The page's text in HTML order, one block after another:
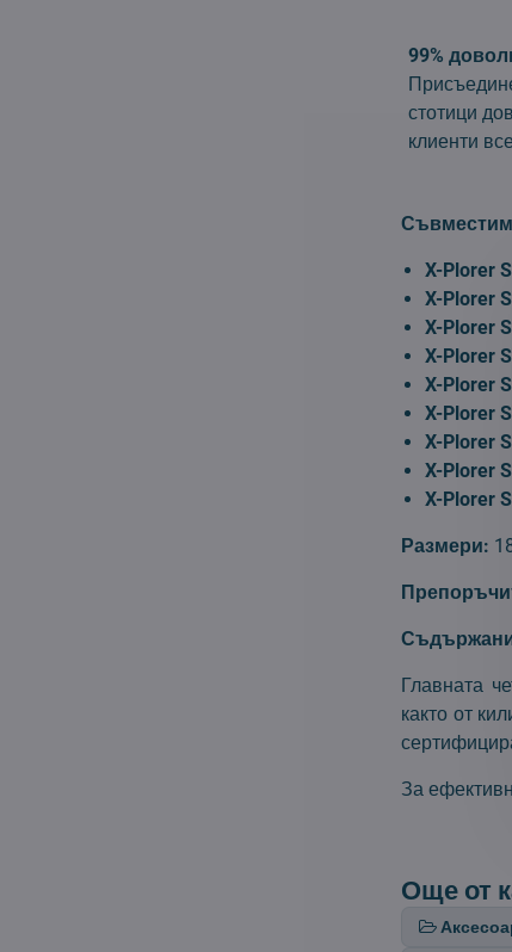
99%
стотици
клиенти
X-Plorer
X-Plorer
X-Plorer
X-Plorer
X-Plorer
X-Plorer
X-Plorer
X-Plorer
X-Plorer
Размери:
Главната
както от
За
Още от